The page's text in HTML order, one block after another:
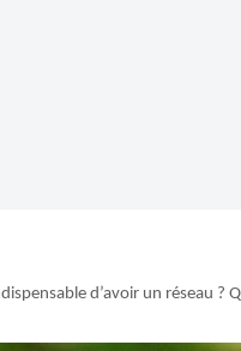
d’avoir un réseau ?